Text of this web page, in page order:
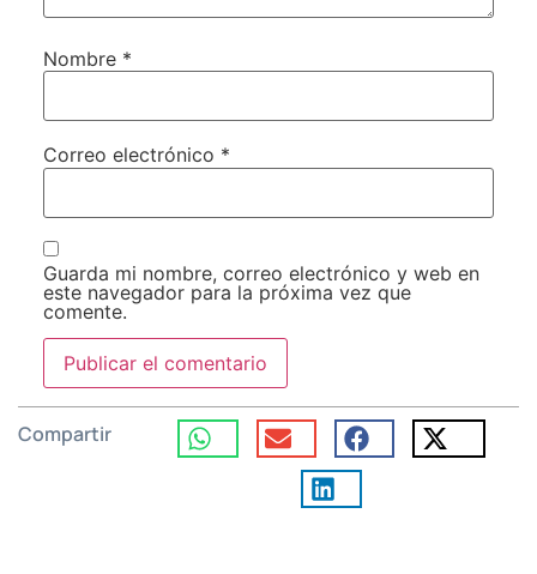
Nombre *
Correo electrónico *
Guarda mi nombre, correo electrónico y web en
este navegador para la próxima vez que
comente.
Compartir